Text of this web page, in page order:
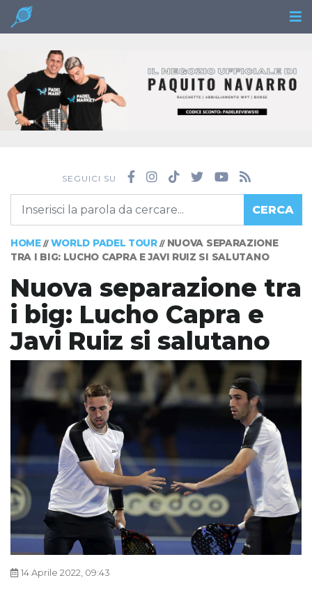
SEGUICI SU
CERCA
HOME// WORLD PADEL TOUR// NUOVA SEPARAZIONE
TRA I BIG: LUCHO CAPRA E JAVI RUIZ SI SALUTANO
Nuova separazione tra
i big: Lucho Capra e
Javi Ruiz si salutano
14 Aprile 2022, 09:43